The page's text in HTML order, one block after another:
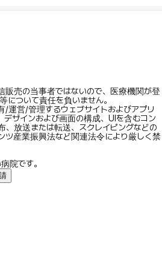
販売の当事者ではないので、医療機関が登
ついて責任を負いません。
/運営/管理するウェブサイトおよびアプリ
ザインおよび画面の構成、UIを含むコン
、放送または転送、スクレイピングなどの
ツ産業振興法など関連法令により厳しく禁
院です。